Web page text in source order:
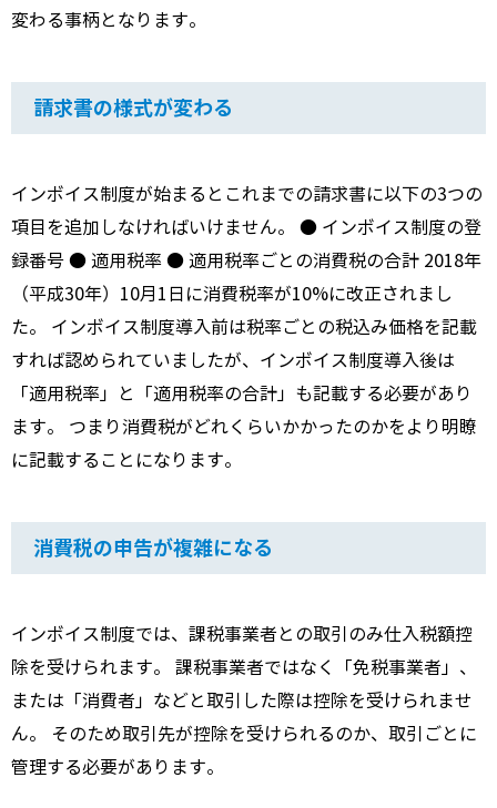
変わる事柄となります。
請求書の様式が変わる
インボイス制度が始まるとこれまでの請求書に以下の3つの
項目を追加しなければいけません。 ● インボイス制度の登
録番号 ● 適用税率 ● 適用税率ごとの消費税の合計 2018年
（平成30年）10月1日に消費税率が10%に改正されまし
た。 インボイス制度導入前は税率ごとの税込み価格を記載
すれば認められていましたが、インボイス制度導入後は
「適用税率」と「適用税率の合計」も記載する必要があり
ます。 つまり消費税がどれくらいかかったのかをより明瞭
に記載することになります。
消費税の申告が複雑になる
インボイス制度では、課税事業者との取引のみ仕入税額控
除を受けられます。 課税事業者ではなく「免税事業者」、
または「消費者」などと取引した際は控除を受けられませ
ん。 そのため取引先が控除を受けられるのか、取引ごとに
管理する必要があります。